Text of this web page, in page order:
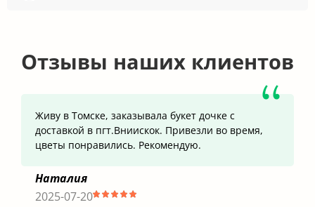
Отзывы наших клиентов
Живу в Томске, заказывала букет дочке с
доставкой в пгт.Вниискок. Привезли во время,
цветы понравились. Рекомендую.
Наталия
2025-07-20